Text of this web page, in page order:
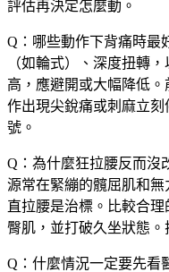
評估再決定怎麼動。
Q：哪些動作下背痛時最
（如輪式）、深度扭轉
高，應避開或大幅降低
作出現尖銳痛或刺麻立
號。
Q：為什麼狂拉腰反而沒
源常在緊繃的髖屈肌和
直拉腰是治標。比較合
臀肌，並打破久坐狀態。
Q：什麼情況一定要先看